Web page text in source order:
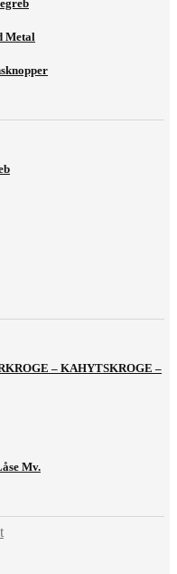
Metal
– KAHYTSKROGE –
Mv.